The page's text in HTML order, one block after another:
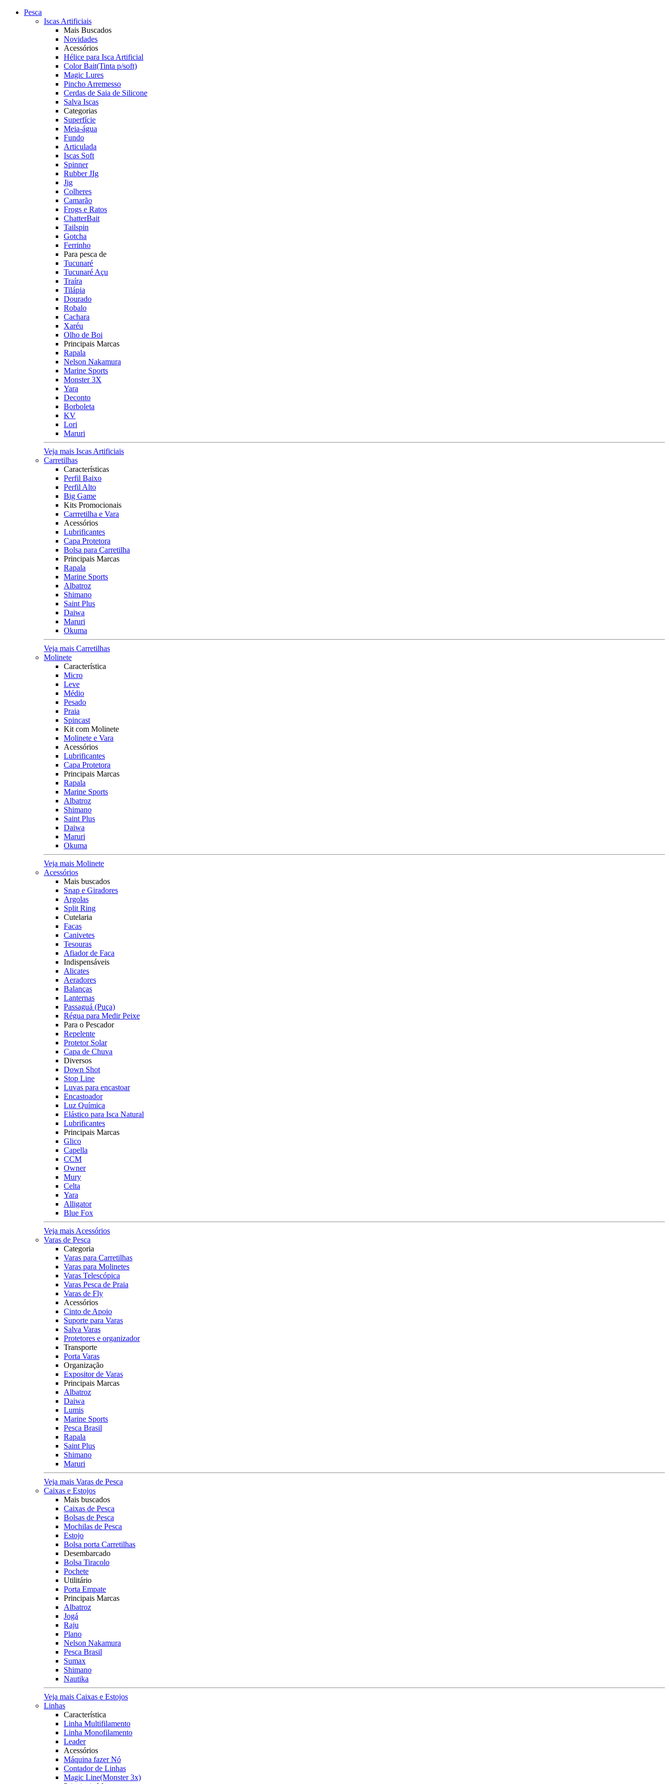
Pesca
Iscas Artificiais
Mais Buscados
Novidades
Acessórios
Hélice para Isca Artificial
Color Bait(Tinta p/soft)
Magic Lures
Pincho Arremesso
Cerdas de Saia de Silicone
Salva Iscas
Categorias
Superfície
Meia-água
Fundo
Articulada
Iscas Soft
Spinner
Rubber JIg
Jig
Colheres
Camarão
Frogs e Ratos
ChatterBait
Tailspin
Gotcha
Ferrinho
Para pesca de
Tucunaré
Tucunaré Açu
Traíra
Tilápia
Dourado
Robalo
Cachara
Xaréu
Olho de Boi
Principais Marcas
Rapala
Nelson Nakamura
Marine Sports
Monster 3X
Yara
Deconto
Borboleta
KV
Lori
Maruri
Veja mais Iscas Artificiais
Carretilhas
Características
Perfil Baixo
Perfil Alto
Big Game
Kits Promocionais
Carrretilha e Vara
Acessórios
Lubrificantes
Capa Protetora
Bolsa para Carretilha
Principais Marcas
Rapala
Marine Sports
Albatroz
Shimano
Saint Plus
Daiwa
Maruri
Okuma
Veja mais Carretilhas
Molinete
Característica
Micro
Leve
Médio
Pesado
Praia
Spincast
Kit com Molinete
Molinete e Vara
Acessórios
Lubrificantes
Capa Protetora
Principais Marcas
Rapala
Marine Sports
Albatroz
Shimano
Saint Plus
Daiwa
Maruri
Okuma
Veja mais Molinete
Acessórios
Mais buscados
Snap e Giradores
Argolas
Split Ring
Cutelaria
Facas
Canivetes
Tesouras
Afiador de Faca
Indispensáveis
Alicates
Aeradores
Balanças
Lanternas
Passaguá (Puça)
Régua para Medir Peixe
Para o Pescador
Repelente
Protetor Solar
Capa de Chuva
Diversos
Down Shot
Stop Line
Luvas para encastoar
Encastoador
Luz Química
Elástico para Isca Natural
Lubrificantes
Principais Marcas
Glico
Capella
CCM
Owner
Mury
Celta
Yara
Alligator
Blue Fox
Veja mais Acessórios
Varas de Pesca
Categoria
Varas para Carretilhas
Varas para Molinetes
Varas Telescópica
Varas Pesca de Praia
Varas de Fly
Acessórios
Cinto de Apoio
Suporte para Varas
Salva Varas
Protetores e organizador
Transporte
Porta Varas
Organização
Expositor de Varas
Principais Marcas
Albatroz
Daiwa
Lumis
Marine Sports
Pesca Brasil
Rapala
Saint Plus
Shimano
Maruri
Veja mais Varas de Pesca
Caixas e Estojos
Mais buscados
Caixas de Pesca
Bolsas de Pesca
Mochilas de Pesca
Estojo
Bolsa porta Carretilhas
Desembarcado
Bolsa Tiracolo
Pochete
Utilitário
Porta Empate
Principais Marcas
Albatroz
Jogá
Raju
Plano
Nelson Nakamura
Pesca Brasil
Sumax
Shimano
Nautika
Veja mais Caixas e Estojos
Linhas
Característica
Linha Multifilamento
Linha Monofilamento
Leader
Acessórios
Máquina fazer Nó
Contador de Linhas
Magic Line(Monster 3x)